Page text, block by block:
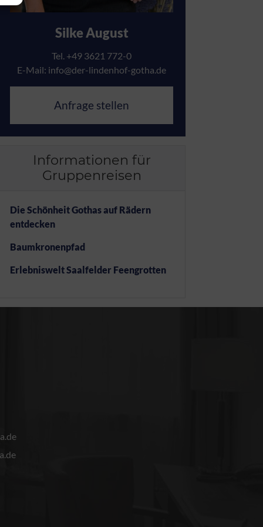
Silke August
Tel. +49 3621 772-0
E-Mail: info@der-lindenhof-gotha.de
Anfrage stellen
Informationen für
Gruppenreisen
Die Schönheit Gothas auf Rädern
entdecken
Baumkronenpfad
Erlebniswelt Saalfelder Feengrotten